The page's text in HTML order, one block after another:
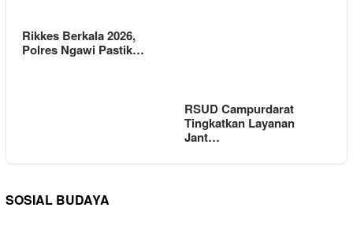
Rikkes Berkala 2026,
Polres Ngawi Pastik…
RSUD Campurdarat
Tingkatkan Layanan
Jant…
SOSIAL BUDAYA